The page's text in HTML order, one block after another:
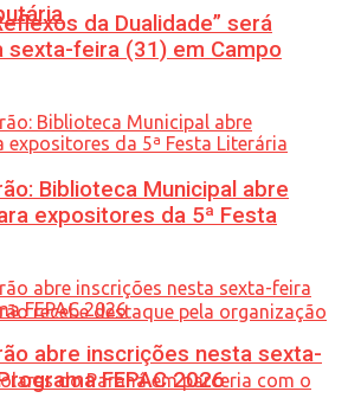
da Dualidade” será
sexta-feira (31) em Campo
Biblioteca Municipal abre
expositores da 5ª Festa
abre inscrições nesta sexta-
FEPAC 2026